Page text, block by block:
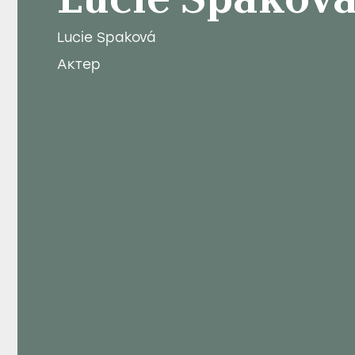
Lucie Spaková
Актер